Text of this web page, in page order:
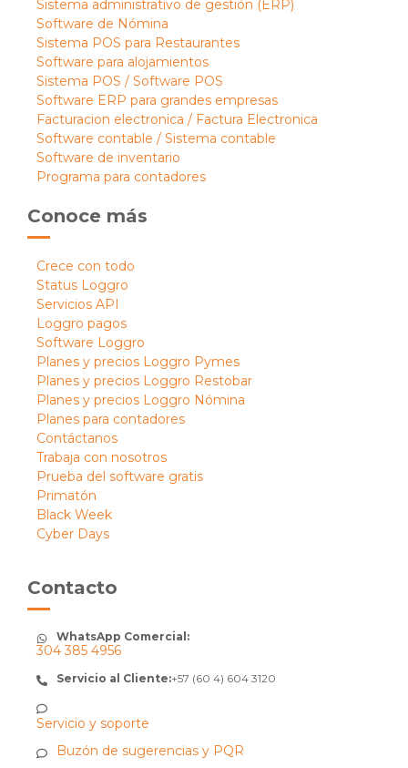
Sistema administrativo de gestión (ERP)
Software de Nómina
Sistema POS para Restaurantes
Software para alojamientos
Sistema POS / Software POS
Software ERP para grandes empresas
Facturacion electronica / Factura Electronica
Software contable / Sistema contable
Software de inventario
Programa para contadores
Conoce más
Crece con todo
Status Loggro
Servicios API
Loggro pagos
Software Loggro
Planes y precios Loggro Pymes
Planes y precios Loggro Restobar
Planes y precios Loggro Nómina
Planes para contadores
Contáctanos
Trabaja con nosotros
Prueba del software gratis
Primatón
Black Week
Cyber Days
Contacto
WhatsApp Comercial:
304 385 4956
Servicio al Cliente:+57 (60 4) 604 3120
Servicio y soporte
Buzón de sugerencias y PQR